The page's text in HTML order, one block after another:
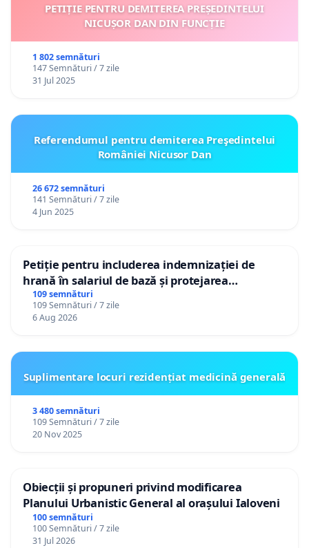
PETIȚIE PENTRU DEMITEREA PREȘEDINTELUI
NICUȘOR DAN DIN FUNCȚIE
1 802 semnături
147 Semnături / 7 zile
31 Jul 2025
Referendumul pentru demiterea Preşedintelui
României Nicusor Dan
26 672 semnături
141 Semnături / 7 zile
4 Jun 2025
Petiție pentru includerea indemnizației de
hrană în salariul de bază și protejarea
gradațiilor de vechime pentru asistenții
personali
109 semnături
109 Semnături / 7 zile
6 Aug 2026
Suplimentare locuri rezidențiat medicină generală
3 480 semnături
109 Semnături / 7 zile
20 Nov 2025
Obiecții și propuneri privind modificarea
Planului Urbanistic General al orașului Ialoveni
100 semnături
100 Semnături / 7 zile
31 Jul 2026